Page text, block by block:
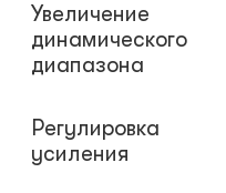
Увеличение
динамического
диапазона
Регулировка
усиления